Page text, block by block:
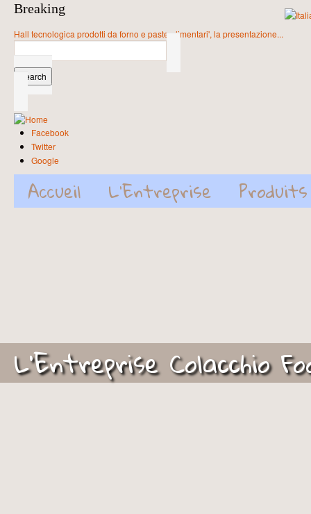
Skip to main content
Breaking
Hall tecnologica prodotti da forno e paste alimentari', la presentazione...
Facebook
Twitter
Google
Accueil L'Entreprise Produits
L'Entreprise Colacchio